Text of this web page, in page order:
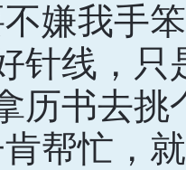
嫌我手
针线，只
历书去挑
帮忙，